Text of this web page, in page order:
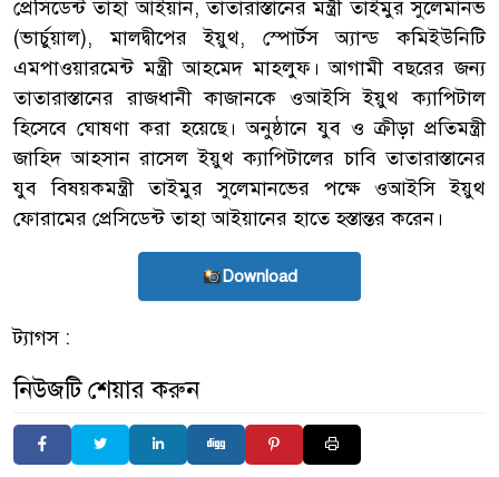
প্রেসিডেন্ট তাহা আইয়ান, তাতারাস্তানের মন্ত্রী তাইমুর সুলেমানভ
(ভার্চুয়াল), মালদ্বীপের ইয়ুথ, স্পোর্টস অ্যান্ড কমিইউনিটি
এমপাওয়ারমেন্ট মন্ত্রী আহমেদ মাহলুফ। আগামী বছরের জন্য
তাতারাস্তানের রাজধানী কাজানকে ওআইসি ইয়ুথ ক্যাপিটাল
হিসেবে ঘোষণা করা হয়েছে। অনুষ্ঠানে যুব ও ক্রীড়া প্রতিমন্ত্রী
জাহিদ আহসান রাসেল ইয়ুথ ক্যাপিটালের চাবি তাতারাস্তানের
যুব বিষয়কমন্ত্রী তাইমুর সুলেমানভের পক্ষে ওআইসি ইয়ুথ
ফোরামের প্রেসিডেন্ট তাহা আইয়ানের হাতে হস্তান্তর করেন।
Download
ট্যাগস :
নিউজটি শেয়ার করুন